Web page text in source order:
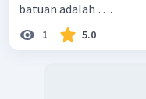
batuan adalah ….
1 5.0